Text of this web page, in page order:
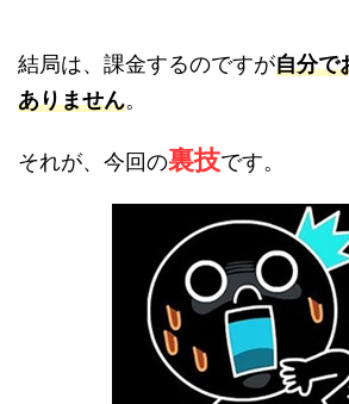
結局は、課金するのですが自分で
ありません。
それが、今回の裏技です。